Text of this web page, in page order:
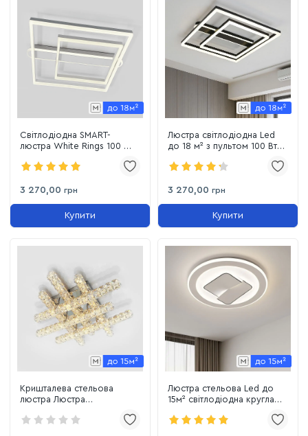
Світлодіодна SMART-
люстра White Rings 100 Wt
3 270,00 грн
Купити
Люстра світлодіодна Led
до 18 м² з пультом 100 Вт
Square (5209-30*50 Bk)
3 270,00 грн
Купити
Кришталева стельова
люстра Люстра
Люстра стельова Led до
15м² світлодіодна кругла